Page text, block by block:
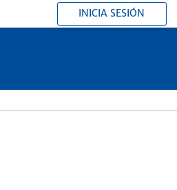
INICIA SESIÓN